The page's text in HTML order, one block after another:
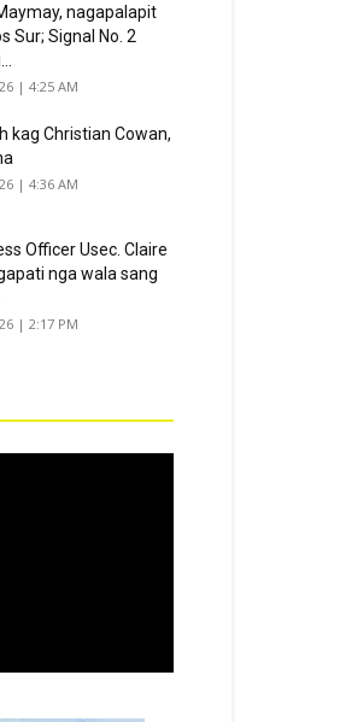
nagapalapit
Sur; Signal No. 2
| 4:25 AM
kag Christian Cowan,
| 4:36 AM
Officer Usec. Claire
nga wala sang
| 2:17 PM